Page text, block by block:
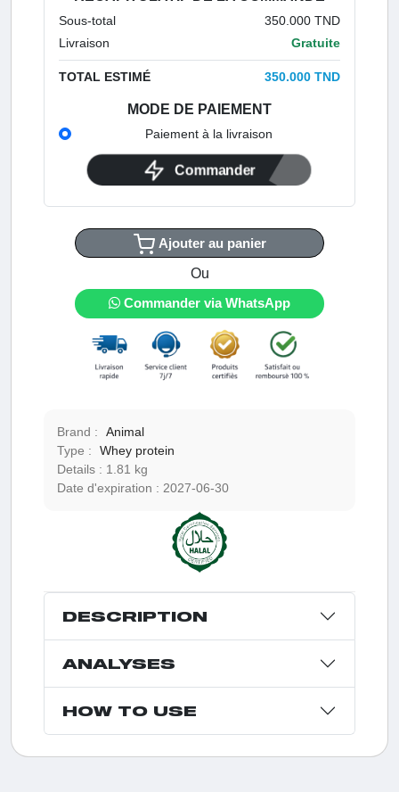
Sous-total
350.000 TND
Livraison
Gratuite
TOTAL ESTIMÉ 350.000 TND
MODE DE PAIEMENT
Paiement à la livraison
Commander
Ajouter au panier
Ou
Commander via WhatsApp
Brand :
Animal
Type :
Whey protein
Details :
1.81 kg
Date d'expiration : 2027-06-30
DESCRIPTION
ANALYSES
HOW TO USE